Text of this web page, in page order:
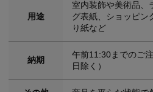
用途
室内装飾や美術品、
グ表紙、ショッピン
り紙など
納期
午前11:30までのご
日除く）